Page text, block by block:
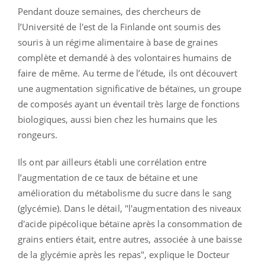
Pendant douze semaines, des chercheurs de
l’Université de l'est de la Finlande ont soumis des
souris à un régime alimentaire à base de graines
complète et demandé à des volontaires humains de
faire de même. Au terme de l’étude, ils ont découvert
une augmentation significative de bétaïnes, un groupe
de composés ayant un éventail très large de fonctions
biologiques, aussi bien chez les humains que les
rongeurs.
Ils ont par ailleurs établi une corrélation entre
l’augmentation de ce taux de bétaïne et une
amélioration du métabolisme du sucre dans le sang
(glycémie). Dans le détail, "l'augmentation des niveaux
d'acide pipécolique bétaïne après la consommation de
grains entiers était, entre autres, associée à une baisse
de la glycémie après les repas", explique le Docteur